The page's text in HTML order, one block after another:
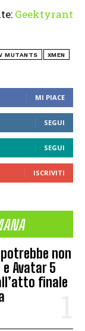
MI PIACE
SEGUI
SEGUI
ISCRIVITI
non
Avatar 5
finale
Geektyrant
MUTANTS XMEN